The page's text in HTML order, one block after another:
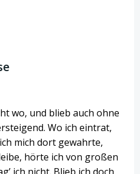
wo, und blieb auch ohne
Wo ich eintrat,
mich dort gewahrte,
hörte ich von großen